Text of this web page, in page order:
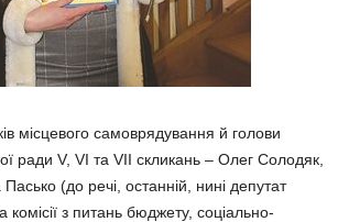
місцевого самоврядування й голови
ради V, VI та VII скли­кань – Олег Солодяк,
(до речі, останній, нині депутат
комісії з питань бюдже­ту, соціально-